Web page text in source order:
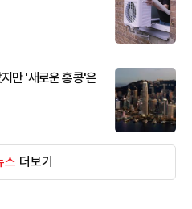
만 '새로운 홍콩'은
스 더보기